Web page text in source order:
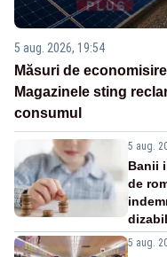
5 aug. 2026, 19:54
Măsuri de
Magazinele sting
consumul
5 aug.
Banii
de
5 aug.